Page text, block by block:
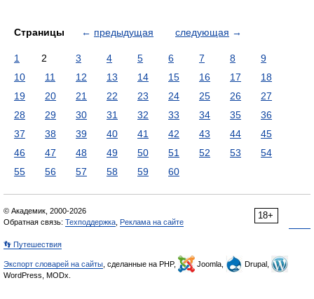
Страницы ← предыдущая следующая →
1 2 3 4 5 6 7 8
9
10
11 12 13 14 15 16 17
18
19
20 21 22 23 24 25 26
27
28
29 30 31 32 33 34 35
36
37
38 39 40 41 42 43 44
45
46
47 48 49 50 51 52 53
54
55
56 57 58 59 60
18+
© Академик, 2000-2026
Обратная связь: Техподдержка Реклама на сайте
👣 Путешествия
Экспорт словарей на сайты , сделанные на PHP, Joomla,
Drupal,
WordPress, MODx.